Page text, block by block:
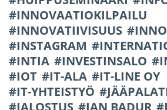
INNOVAATIOKILPAILU
INNOVATIIVISUUS
INSTAGRAM
INTIA
INVESTINSALO
IOT
IT-ALA
IT-LINE OY
IT-YHTEISTYÖ
JALOSTUS
JAN BADUR